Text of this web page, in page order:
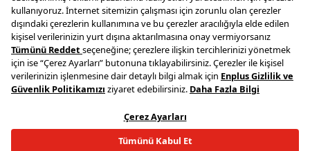
Uygulamamızı İndirin
Copyright © 2025 ENPLUS | Tüm hakları saklıdır.